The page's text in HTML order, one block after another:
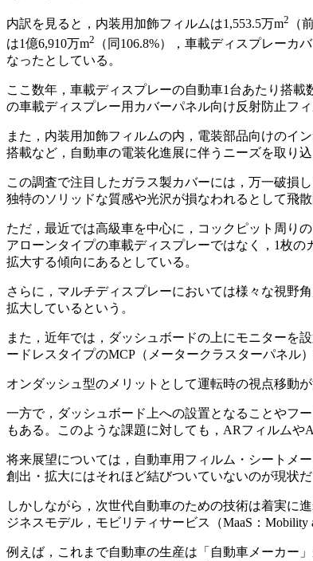
内訳を見ると，内装用加飾フィルムは1,553.5万m2 （
は1億6,910万m2 （同106.8%），車載ディスプレーカ
なったとしている。
ここ数年，車載ディスプレーの自動車1台あたり搭
の車載ディスプレー用カバーパネル向け反射防止フ
また，内装用加飾フィルムの内，電装部品向けのイ
搭載など，自動車の電装化進展に伴うニーズを取り
この調査で注目したガラス製カバーには，万一破損
独特のソリッドな質感や光沢が損なわれるとして飛
ただ，最近では高級車を中心に，コックピット周り
アローンタイプの車載ディスプレーではなく，1枚
拡大する傾向にあるとしている。
さらに，マルチディスプレーにおいては様々な視野
拡大しているという。
また，近年では，ダッシュボードの上にモニターを
ードレスタイプのMCP（メータークラスターパネル
オンダッシュ型のメリットとして運転時の視点移動
一方で，ダッシュボード上への設置となることやフ
もある。このような課題に対しても，ARフィルムや
将来展望については，自動車用フィルム・シートメ
創出・拡大にはそれほど結びついていないのが現状だ
しかしながら，次世代自動車のための技術は着実に
ジネスモデル，モビリティサービス（MaaS：
例えば，これまで自動車の生産は「自動車メーカー